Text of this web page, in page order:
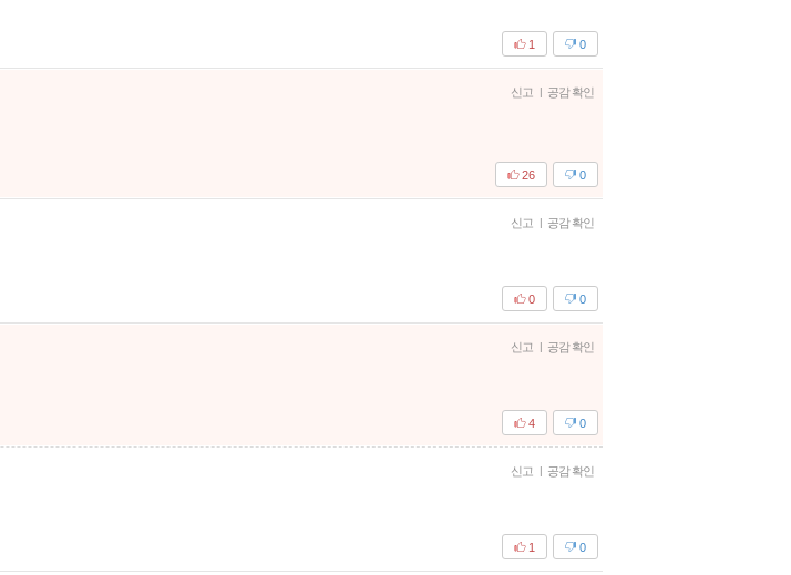
0
1
신고 | 공감 확인
0
26
신고 | 공감 확인
0
0
신고 | 공감 확인
0
4
신고 | 공감 확인
0
1